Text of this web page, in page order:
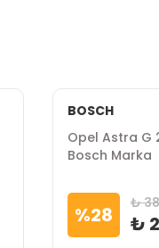
BOSCH
Opel Astra G
Bosch Marka
%28 ₺
₺